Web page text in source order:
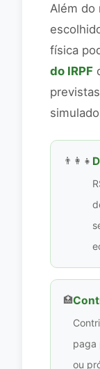
Além do
física
do IRPF
👨‍👩‍👧
🏥
paga
ou